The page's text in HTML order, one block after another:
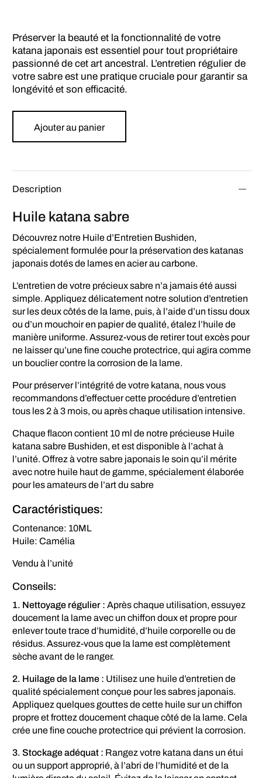
Préserver la beauté et la fonctionnalité de votre
katana japonais est essentiel pour tout propriétaire
passionné de cet art ancestral. L’entretien régulier de
votre sabre est une pratique cruciale pour garantir sa
longévité et son efficacité.
Ajouter au panier
Description
Huile katana sabre
Découvrez notre Huile d’Entretien Bushiden,
spécialement formulée pour la préservation des katanas
japonais dotés de lames en acier au carbone.
L’entretien de votre précieux sabre n’a jamais été aussi
simple. Appliquez délicatement notre solution d’entretien
sur les deux côtés de la lame, puis, à l’aide d’un tissu doux
ou d’un mouchoir en papier de qualité, étalez l’huile de
manière uniforme. Assurez-vous de retirer tout excès pour
ne laisser qu’une fine couche protectrice, qui agira comme
un bouclier contre la corrosion de la lame.
Pour préserver l’intégrité de votre katana, nous vous
recommandons d’effectuer cette procédure d’entretien
tous les 2 à 3 mois, ou après chaque utilisation intensive.
Chaque flacon contient 10 ml de notre précieuse Huile
katana sabre Bushiden, et est disponible à l’achat à
l’unité. Offrez à votre sabre japonais le soin qu’il mérite
avec notre huile haut de gamme, spécialement élaborée
pour les amateurs de l’art du sabre
Caractéristiques:
Contenance: 10ML
Huile: Camélia
Vendu à l’unité
Conseils:
1. Nettoyage régulier : Après chaque utilisation, essuyez
doucement la lame avec un chiffon doux et propre pour
enlever toute trace d’humidité, d’huile corporelle ou de
résidus. Assurez-vous que la lame est complètement
sèche avant de le ranger.
2. Huilage de la lame : Utilisez une huile d’entretien de
qualité spécialement conçue pour les sabres japonais.
Appliquez quelques gouttes de cette huile sur un chiffon
propre et frottez doucement chaque côté de la lame. Cela
crée une fine couche protectrice qui prévient la corrosion.
3. Stockage adéquat : Rangez votre katana dans un étui
ou un support approprié, à l’abri de l’humidité et de la